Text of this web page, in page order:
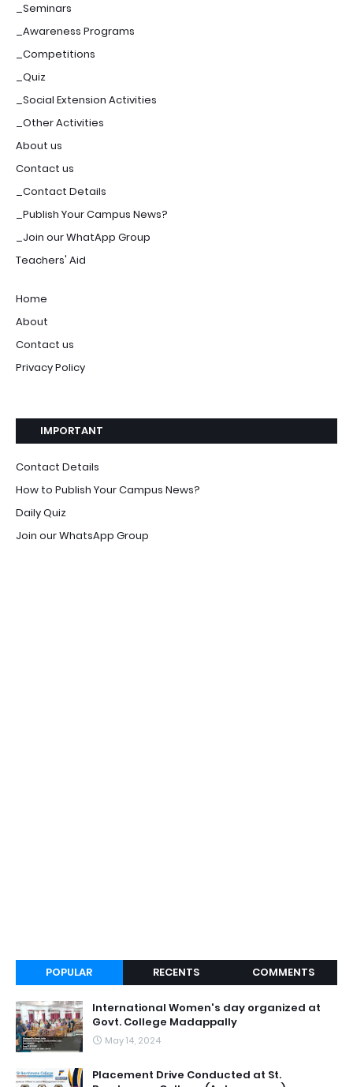
_Seminars
_Awareness Programs
_Competitions
_Quiz
_Social Extension Activities
_Other Activities
About us
Contact us
_Contact Details
_Publish Your Campus News?
_Join our WhatApp Group
Teachers' Aid
Home
About
Contact us
Privacy Policy
IMPORTANT
Contact Details
How to Publish Your Campus News?
Daily Quiz
Join our WhatsApp Group
POPULAR RECENTS COMMENTS
International Women's day organized at
Govt. College Madappally
May 14, 2024
Placement Drive Conducted at St.